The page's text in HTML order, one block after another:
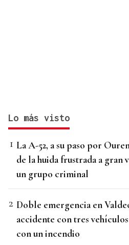
Lo más visto
La A-52, a su paso por
de la huida frustrada a gran
un grupo criminal
Doble emergencia en
accidente con tres
con un incendio